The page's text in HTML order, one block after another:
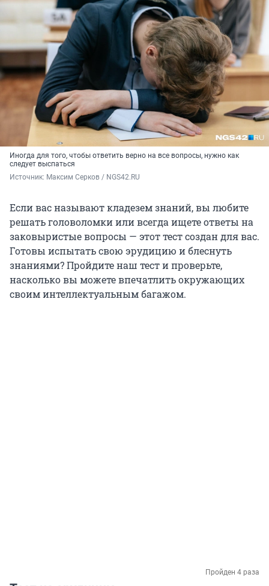
Иногда для того, чтобы ответить верно на все вопросы, нужно как
следует выспаться
Источник: Максим Серков / NGS42.RU
Если вас называют кладезем знаний, вы любите
решать головоломки или всегда ищете ответы на
заковыристые вопросы — этот тест создан для вас.
Готовы испытать свою эрудицию и блеснуть
знаниями? Пройдите наш тест и проверьте,
насколько вы можете впечатлить окружающих
своим интеллектуальным багажом.
Пройден 4 раза